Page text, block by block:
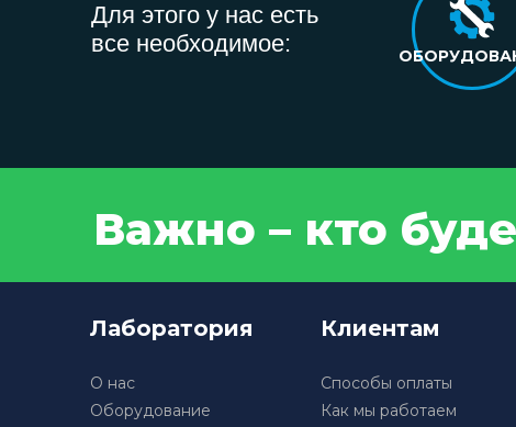
Для этого у нас есть
все необходимое:
Важно – кто
Лаборатория
О нас
Оборудование
Клиентам
Способы оплаты
Как мы работаем